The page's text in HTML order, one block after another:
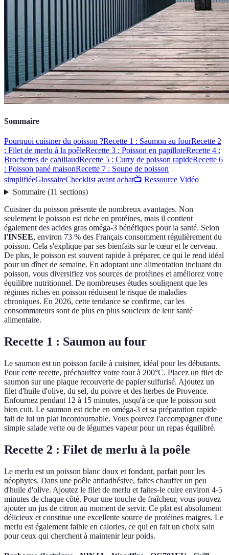
Sommaire
Pourquoi cuisiner du poisson ?Recette 1 : Saumon au fourRecette 2
: Filet de merlu à la poêleRecette 3 : Poisson en papilloteRecette 4 :
Brochettes de cabillaudRecette 5 : Curry de poisson rapideRecette 6
: Poisson pané maisonRecette 7 : Soupe de poisson
simplifiéeGlossaireChecklist avant achat📺 Ressource Vidéo
Sommaire(11 sections)
Cuisiner du poisson présente de nombreux avantages. Non
seulement le poisson est riche en protéines, mais il contient
également des acides gras oméga-3 bénéfiques pour la santé. Selon
l'INSEE, environ 73 % des Français consomment régulièrement du
poisson. Cela s'explique par ses bienfaits sur le cœur et le cerveau.
De plus, le poisson est souvent rapide à préparer, ce qui le rend idéal
pour un dîner de semaine. En adoptant une alimentation incluant du
poisson, vous diversifiez vos sources de protéines et améliorez votre
équilibre nutritionnel. De nombreuses études soulignent que les
régimes riches en poisson réduisent le risque de maladies
chroniques. En 2026, cette tendance se confirme, car les
consommateurs sont de plus en plus soucieux de leur santé
alimentaire.
Recette 1 : Saumon au four
Le saumon est un poisson facile à cuisiner, idéal pour les débutants.
Pour cette recette, préchauffez votre four à 200°C. Placez un filet de
saumon sur une plaque recouverte de papier sulfurisé. Ajoutez un
filet d'huile d'olive, du sel, du poivre et des herbes de Provence.
Enfournez pendant 12 à 15 minutes, jusqu'à ce que le poisson soit
bien cuit. Le saumon est riche en oméga-3 et sa préparation rapide
fait de lui un plat incontournable. Vous pouvez l'accompagner d'une
simple salade verte ou de légumes vapeur pour un repas équilibré.
Recette 2 : Filet de merlu à la poêle
Le merlu est un poisson blanc doux et fondant, parfait pour les
néophytes. Dans une poêle antiadhésive, faites chauffer un peu
d'huile d'olive. Ajoutez le filet de merlu et faites-le cuire environ 4-5
minutes de chaque côté. Pour une touche de fraîcheur, vous pouvez
ajouter un jus de citron au moment de servir. Ce plat est absolument
délicieux et constitue une excellente source de protéines maigres. Le
merlu est également faible en calories, ce qui en fait un choix sain
pour ceux qui cherchent à maintenir leur poids.